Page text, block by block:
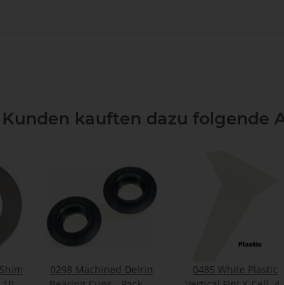
Kunden kauften dazu folgende
0298 Machined Delrin
0485 White Plastic